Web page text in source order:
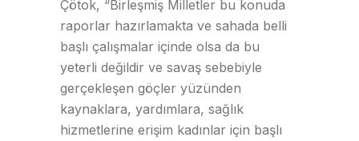
Çötok, “Birleşmiş Milletler bu konuda
raporlar hazırlamakta ve sahada belli
başlı çalışmalar içinde olsa da bu
yeterli değildir ve savaş sebebiyle
gerçekleşen göçler yüzünden
kaynaklara, yardımlara, sağlık
hizmetlerine erişim kadınlar için başlı